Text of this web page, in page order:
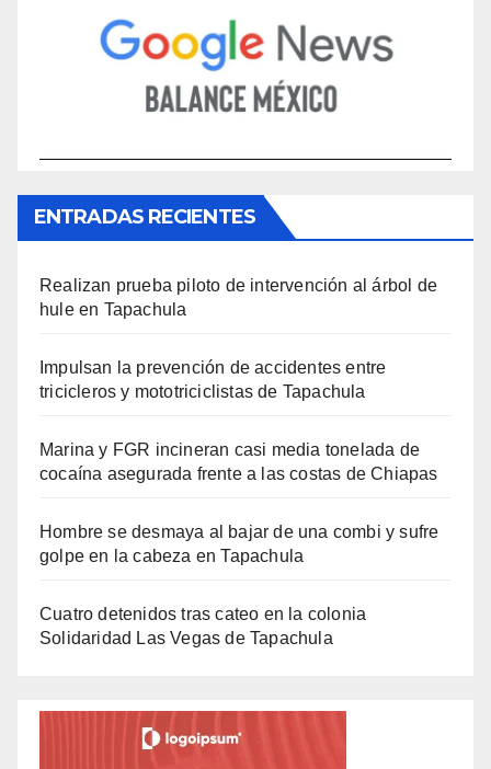
ENTRADAS RECIENTES
Realizan prueba piloto de intervención al árbol de
hule en Tapachula
Impulsan la prevención de accidentes entre
tricicleros y mototriciclistas de Tapachula
Marina y FGR incineran casi media tonelada de
cocaína asegurada frente a las costas de Chiapas
Hombre se desmaya al bajar de una combi y sufre
golpe en la cabeza en Tapachula
Cuatro detenidos tras cateo en la colonia
Solidaridad Las Vegas de Tapachula